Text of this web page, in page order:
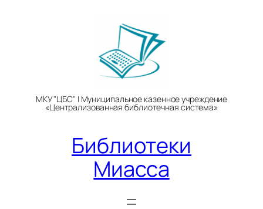
МКУ "ЦБС" | Муниципальное казенное учреждение
«Централизованная библиотечная система»
Библиотеки
Миасса